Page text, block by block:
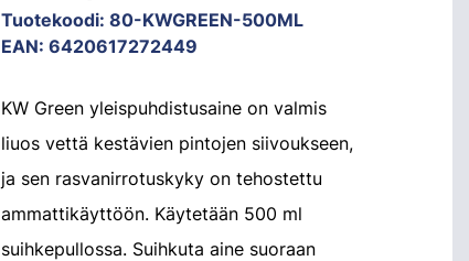
Tuotekoodi: 80-KWGREEN-500ML
EAN: 6420617272449
KW Green yleispuhdistusaine on valmis
liuos vettä kestävien pintojen siivoukseen,
ja sen rasvanirrotuskyky on tehostettu
ammattikäyttöön. Käytetään 500 ml
suihkepullossa. Suihkuta aine suoraan